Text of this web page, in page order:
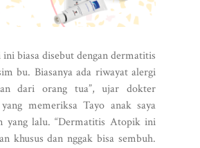
ini biasa disebut dengan dermatitis
bu. Biasanya ada riwayat alergi
dari orang tua”, ujar dokter
memeriksa Tayo anak saya
yang lalu. “Dermatitis Atopik ini
khusus dan nggak bisa sembuh.